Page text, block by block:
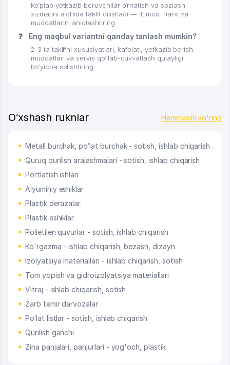
Ko‘plab yetkazib beruvchilar o‘rnatish va sozlash
xizmatini alohida taklif qilishadi — iltimos, narxi va
muddatlarini aniqlashtiring.
❓ Eng maqbul variantni qanday tanlash mumkin?
2–3 ta taklifni xususiyatlari, kafolati, yetkazib berish
muddatlari va servis qo‘llab-quvvatlash qulayligi
bo‘yicha solishtiring.
O‘xshash ruknlar Hammasini ko'ring
Metall burchak, po‘lat burchak - sotish, ishlab chiqarish
Quruq qurilish aralashmalari - sotish, ishlab chiqarish
Portlatish ishlari
Alyuminiy eshiklar
Plastik derazalar
Plastik eshiklar
Polietilen quvurlar - sotish, ishlab chiqarish
Ko'rgazma - ishlab chiqarish, bezash, dizayn
Izolyatsiya materiallari - ishlab chiqarish, sotish
Tom yopish va gidroizolyatsiya materiallari
Vitraj - ishlab chiqarish, sotish
Zarb temir darvozalar
Po‘lat listlar - sotish, ishlab chiqarish
Qurilish ganchi
Zina panjalari, panjurlari - yog'och, plastik